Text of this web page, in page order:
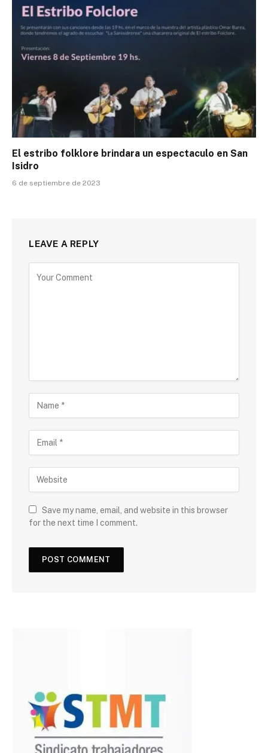
El estribo folklore brindara un espectaculo en San
Isidro
6 de septiembre de 2023
LEAVE A REPLY
Save my name, email, and website in this browser
for the next time I comment.